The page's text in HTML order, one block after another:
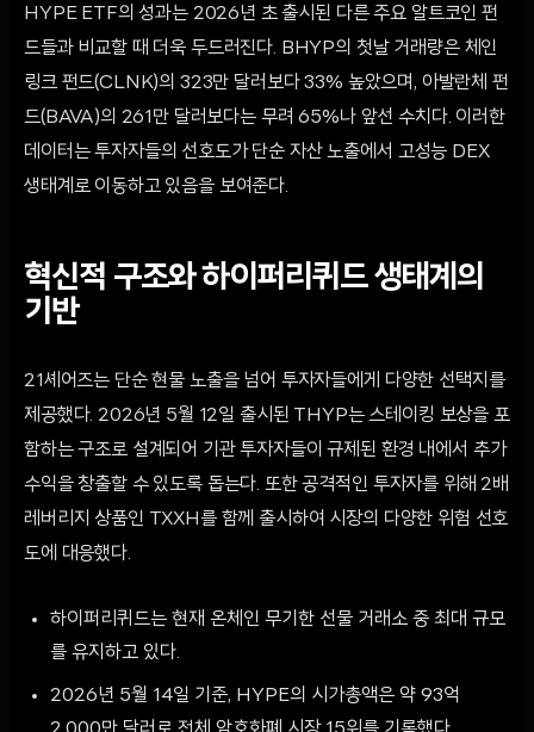
HYPE ETF의 성과는 2026년 초 출시된 다른 주요 알트코인 펀
드들과 비교할 때 더욱 두드러진다. BHYP의 첫날 거래량은 체인
링크 펀드(CLNK)의 323만 달러보다 33% 높았으며, 아발란체 펀
드(BAVA)의 261만 달러보다는 무려 65%나 앞선 수치다. 이러한
데이터는 투자자들의 선호도가 단순 자산 노출에서 고성능 DEX
생태계로 이동하고 있음을 보여준다.
혁신적 구조와 하이퍼리퀴드 생태계의
기반
21셰어즈는 단순 현물 노출을 넘어 투자자들에게 다양한 선택지를
제공했다. 2026년 5월 12일 출시된 THYP는 스테이킹 보상을 포
함하는 구조로 설계되어 기관 투자자들이 규제된 환경 내에서 추가
수익을 창출할 수 있도록 돕는다. 또한 공격적인 투자자를 위해 2배
레버리지 상품인 TXXH를 함께 출시하여 시장의 다양한 위험 선호
도에 대응했다.
하이퍼리퀴드는 현재 온체인 무기한 선물 거래소 중 최대 규모
를 유지하고 있다.
2026년 5월 14일 기준, HYPE의 시가총액은 약 93억